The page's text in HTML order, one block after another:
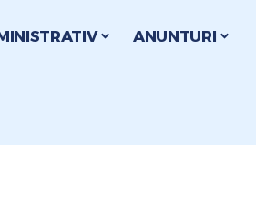
ANUNTURI